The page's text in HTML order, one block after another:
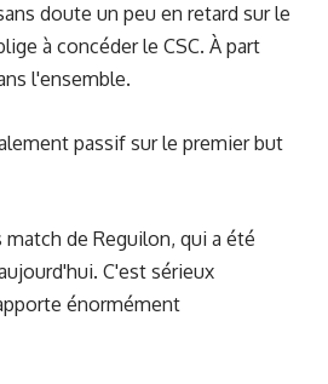
doute un peu en retard sur le
à concéder le CSC. À part
l'ensemble.
passif sur le premier but
match de Reguilon, qui a été
C'est sérieux
énormément